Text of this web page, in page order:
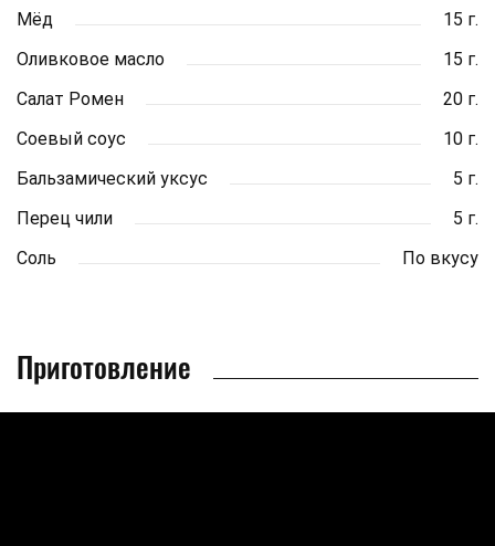
Мёд
15 г.
Оливковое масло
15 г.
Салат Ромен
20 г.
Соевый соус
10 г.
Бальзамический уксус
5 г.
Перец чили
5 г.
Соль
По вкусу
Приготовление